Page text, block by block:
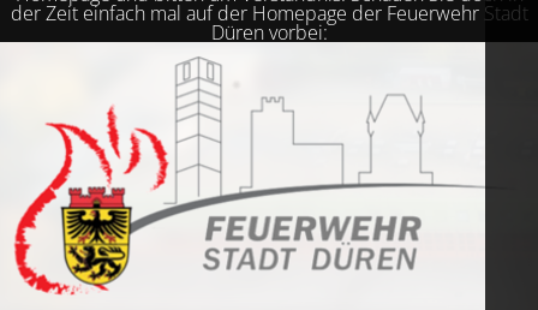
der Zeit einfach mal auf der Homepage der Feuerwehr Stadt
Düren vorbei: